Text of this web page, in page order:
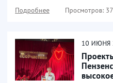
Подробнее Просмотров:
10 ИЮНЯ